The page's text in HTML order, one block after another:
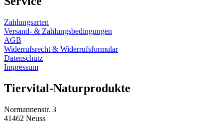
Zahlungsarten
Versand- & Zahlungsbedingungen
AGB
Widerrufsrecht & Widerrufsformular
Datenschutz
Impressum
Tiervital-Naturprodukte
Normannenstr. 3
41462 Neuss